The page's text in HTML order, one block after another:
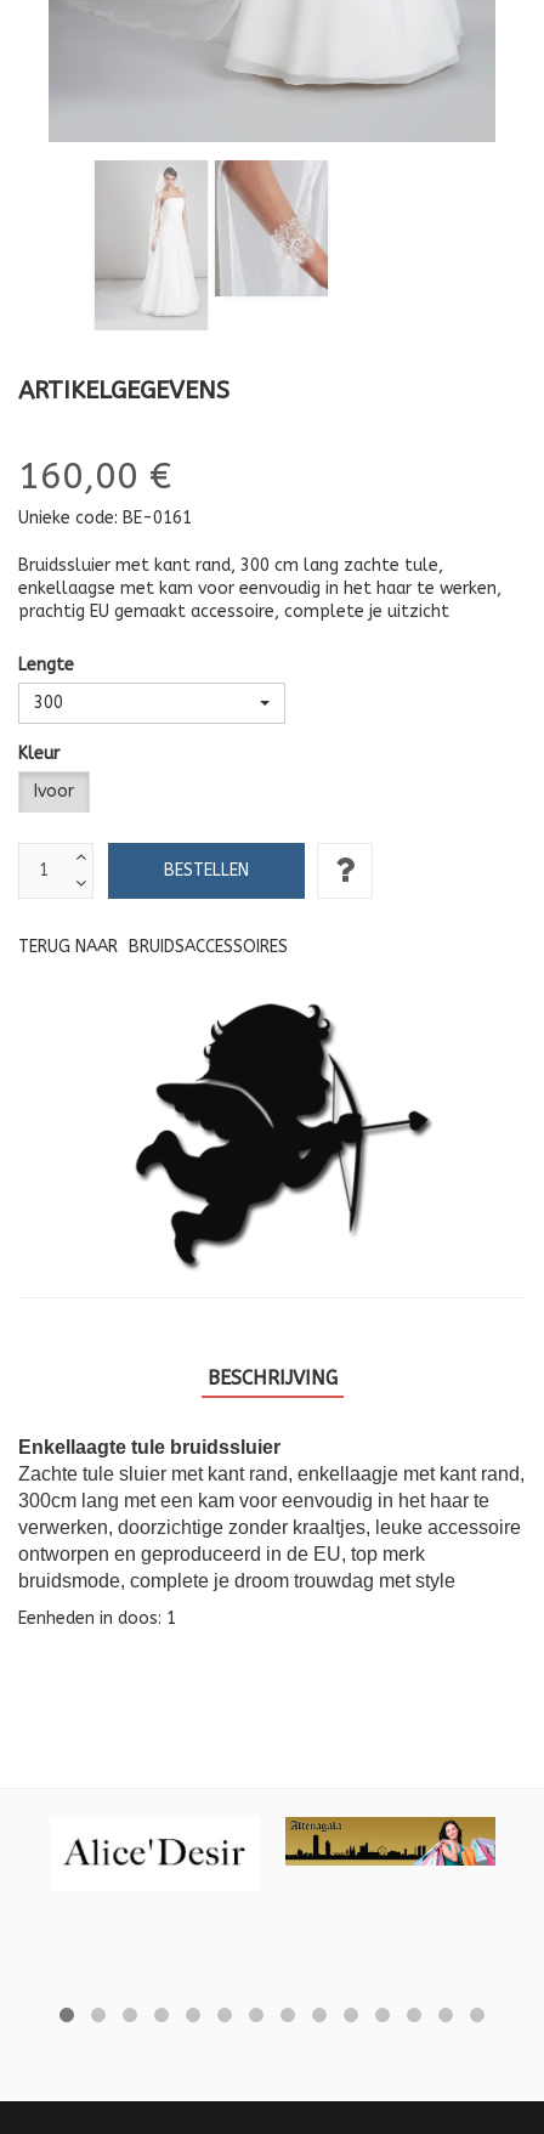
ARTIKELGEGEVENS
160,00 €
Unieke code: BE-0161
Bruidssluier met kant rand, 300 cm lang zachte tule,
enkellaagse met kam voor eenvoudig in het haar te werken,
prachtig EU gemaakt accessoire, complete je uitzicht
Lengte
300
Kleur
Ivoor
TERUG NAAR BRUIDSACCESSOIRES
BESCHRIJVING
Enkellaagte tule bruidssluier
Zachte tule sluier met kant rand, enkellaagje met kant rand,
300cm lang met een kam voor eenvoudig in het haar te
verwerken, doorzichtige zonder kraaltjes, leuke accessoire
ontworpen en geproduceerd in de EU, top merk
bruidsmode, complete je droom trouwdag met style
Eenheden in doos: 1